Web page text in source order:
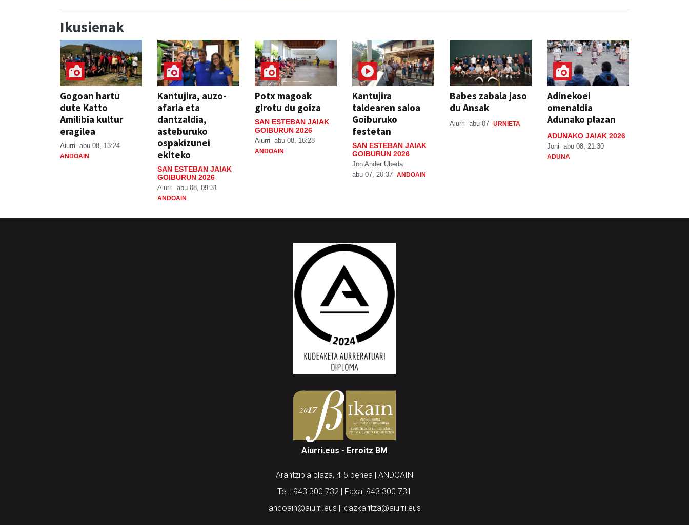
Ikusienak
Gogoan hartu
dute Katto
Amilibia kultur
eragilea
Aiurri abu 08, 13:24
ANDOAIN
Kantujira, auzo-
afaria eta
dantzaldia,
asteburuko
ospakizunei
ekiteko
SAN ESTEBAN JAIAK
GOIBURUN 2026
Aiurri abu 08, 09:31
ANDOAIN
Potx magoak
girotu du goiza
SAN ESTEBAN JAIAK
GOIBURUN 2026
Aiurri abu 08, 16:28
ANDOAIN
Kantujira
taldearen saioa
Goiburuko
festetan
SAN ESTEBAN JAIAK
GOIBURUN 2026
Jon Ander Ubeda
abu 07, 20:37 ANDOAIN
Babes zabala jaso
du Ansak
Aiurri abu 07 URNIETA
Adinekoei
omenaldia
Adunako plazan
ADUNAKO JAIAK 2026
Joni abu 08, 21:30
ADUNA
Aiurri.eus - Erroitz BM
Arantzibia plaza, 4-5 behea | ANDOAIN
Tel.: 943 300 732 | Faxa: 943 300 731
andoain@aiurri.eus | idazkaritza@aiurri.eus